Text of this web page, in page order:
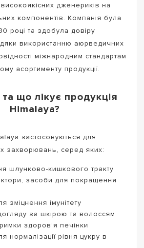
дженериків на
компонентів. Компанія була
році та здобула довіру
використанню аюрведичних
міжнародним стандартам
асортименту продукції.
що лікує продукція
Himalaya?
застосовуються для
захворювань, серед яких:
шлунково-кишкового тракту
засоби для покращення
зміцнення імунітету
за шкірою та волоссям
здоров’я печінки
нормалізації рівня цукру в